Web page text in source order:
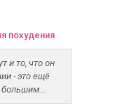
похудения
и то, что он
- это ещё
большим...